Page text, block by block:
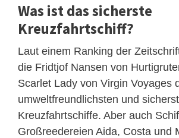
Was ist das sicherste
Kreuzfahrtschiff?
Laut einem Ranking der
die Fridtjof Nansen von
Scarlet Lady von Virgin Voyages
umweltfreundlichsten und
Kreuzfahrtschiffe. Aber auch
Großreedereien Aida, Costa und